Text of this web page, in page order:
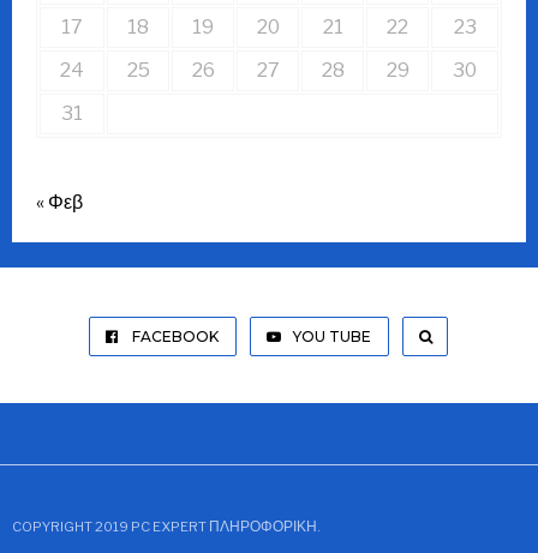
17
18 19 20 21 22
23
24
25 26 27 28 29
30
31
« Φεβ
FACEBOOK YOU TUBE
COPYRIGHT 2019 PC EXPERT ΠΛΗΡΟΦΟΡΙΚΉ.